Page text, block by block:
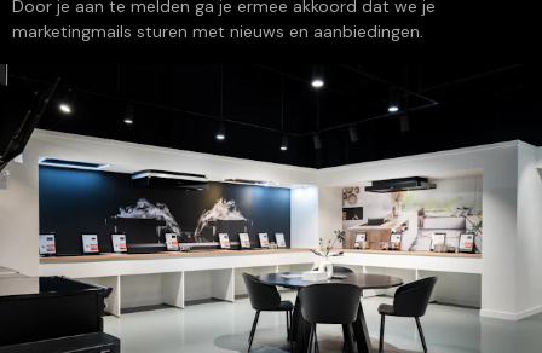
Door je aan te melden ga je ermee akkoord dat we je
marketingmails sturen met nieuws en aanbiedingen.